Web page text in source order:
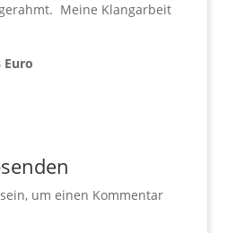
Meine Klangarbeit
Euro
um einen Kommentar